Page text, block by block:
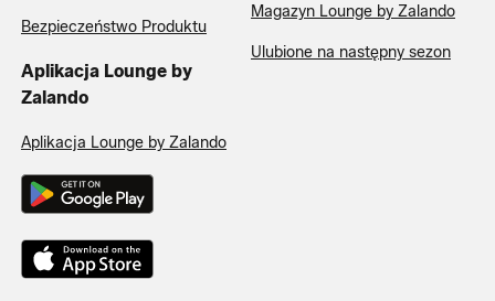
Bezpieczeństwo Produktu
Aplikacja Lounge by
Zalando
Aplikacja Lounge by Zalando
Magazyn Lounge by Zalando
Ulubione na następny sezon